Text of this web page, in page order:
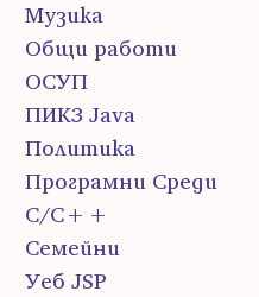
Музика
Общи работи
ОСУП
ПИК3 Java
Политика
Програмни Среди
С/С++
Семейни
Уеб JSP